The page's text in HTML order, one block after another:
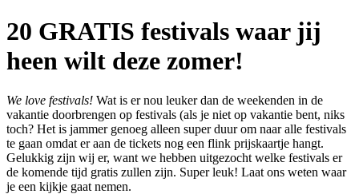
20 GRATIS festivals waar jij
heen wilt deze zomer!
We love festivals! Wat is er nou leuker dan de weekenden in de
vakantie doorbrengen op festivals (als je niet op vakantie bent, niks
toch? Het is jammer genoeg alleen super duur om naar alle festivals
te gaan omdat er aan de tickets nog een flink prijskaartje hangt.
Gelukkig zijn wij er, want we hebben uitgezocht welke festivals er
de komende tijd gratis zullen zijn. Super leuk! Laat ons weten waar
je een kijkje gaat nemen.